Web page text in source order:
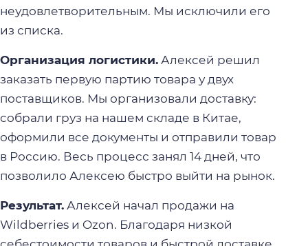
неудовлетворительным. Мы исключили его
из списка.
Организация логистики. Алексей решил
заказать первую партию товара у двух
поставщиков. Мы организовали доставку:
собрали груз на нашем складе в Китае,
оформили все документы и отправили товар
в Россию. Весь процесс занял 14 дней, что
позволило Алексею быстро выйти на рынок.
Результат. Алексей начал продажи на
Wildberries и Ozon. Благодаря низкой